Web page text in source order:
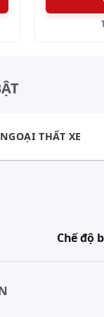
THẤT XE
Chế độ